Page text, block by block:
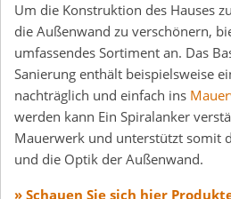
Um die Konstruktion des Hauses
die Außenwand zu verschönern,
umfassendes Sortiment an. Das
Sanierung enthält beispielsweise
nachträglich und einfach ins
werden kann Ein Spiralanker
Mauerwerk und unterstützt somit
und die Optik der Außenwand.
» Schauen Sie sich hier